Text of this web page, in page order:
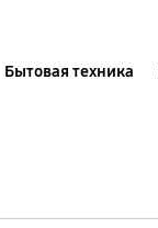
Бытовая техника